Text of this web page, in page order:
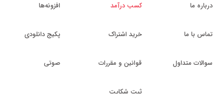
درباره ما
تماس با ما
سوالات متداول
کسب درآمد
خرید اشتراک
قوانین و مقررات
ثبت شکایت
افزونه‌ها
پکیج دانلودی
صوتی